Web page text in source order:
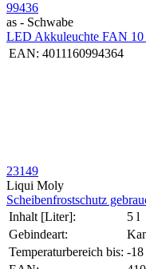
99436
as - Schwabe
LED Akkuleuchte FAN 10
EAN: 4011160994364
23149
Liqui Moly
Schei­ben­frost­schutz
Inhalt [Liter]:
5 l
Gebindeart:
Temperaturbereich bis: -18